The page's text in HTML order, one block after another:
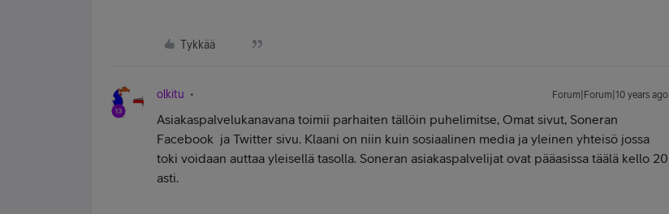
Tykkää
olkitu Forum|Forum|10 years ago
Asiakaspalvelukanavana toimii parhaiten tällöin puhelimitse, Omat sivut, Soneran
Facebook ja Twitter sivu. Klaani on niin kuin sosiaalinen media ja yleinen yhteisö jossa
toki voidaan auttaa yleisellä tasolla. Soneran asiakaspalvelijat ovat pääasissa täälä kello 20
asti.